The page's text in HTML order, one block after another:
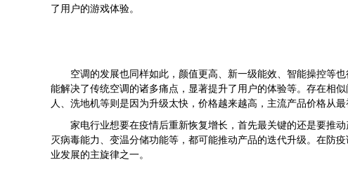
了用户的游戏体验。
空调的发展也同样如此，颜值更高、新一级能效、智能操控等
能解决了传统空调的诸多痛点，显著提升了用户的体验等。存在相
人、洗地机等则是因为升级太快，价格越来越高，主流产品价格从
家电行业想要在疫情后重新恢复增长，首先最关键的还是要推
灭病毒能力、变温分储功能等，都可能推动产品的迭代升级。在防
业发展的主旋律之一。